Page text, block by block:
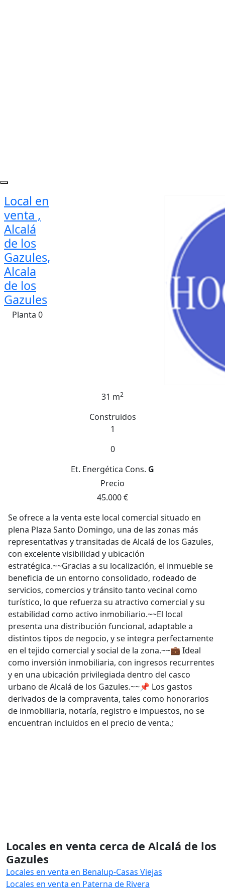
Local en
venta ,
Alcalá
de los
Gazules,
Alcala
de los
Gazules
Planta 0
31 m2
Construidos
1
0
Et. Energética Cons. G
Precio
45.000 €
Se ofrece a la venta este local comercial situado en
plena Plaza Santo Domingo, una de las zonas más
representativas y transitadas de Alcalá de los Gazules,
con excelente visibilidad y ubicación
estratégica.~~Gracias a su localización, el inmueble se
beneficia de un entorno consolidado, rodeado de
servicios, comercios y tránsito tanto vecinal como
turístico, lo que refuerza su atractivo comercial y su
estabilidad como activo inmobiliario.~~El local
presenta una distribución funcional, adaptable a
distintos tipos de negocio, y se integra perfectamente
en el tejido comercial y social de la zona.~~💼 Ideal
como inversión inmobiliaria, con ingresos recurrentes
y en una ubicación privilegiada dentro del casco
urbano de Alcalá de los Gazules.~~📌 Los gastos
derivados de la compraventa, tales como honorarios
de inmobiliaria, notaría, registro e impuestos, no se
encuentran incluidos en el precio de venta.;
Locales en venta cerca de Alcalá de los
Gazules
Locales en venta en Benalup-Casas Viejas
Locales en venta en Paterna de Rivera